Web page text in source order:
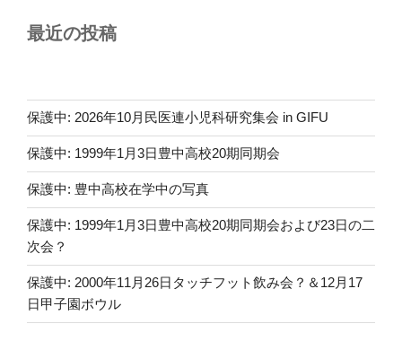
最近の投稿
保護中: 2026年10月民医連小児科研究集会 in GIFU
保護中: 1999年1月3日豊中高校20期同期会
保護中: 豊中高校在学中の写真
保護中: 1999年1月3日豊中高校20期同期会および23日の二
次会？
保護中: 2000年11月26日タッチフット飲み会？＆12月17
日甲子園ボウル